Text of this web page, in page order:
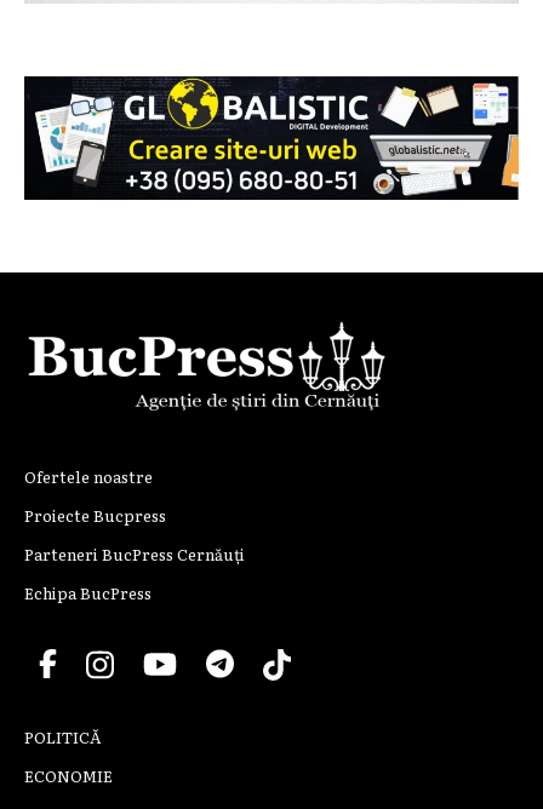
Ofertele noastre
Proiecte Bucpress
Parteneri BucPress Cernăuți
Echipa BucPress
POLITICĂ
ECONOMIE